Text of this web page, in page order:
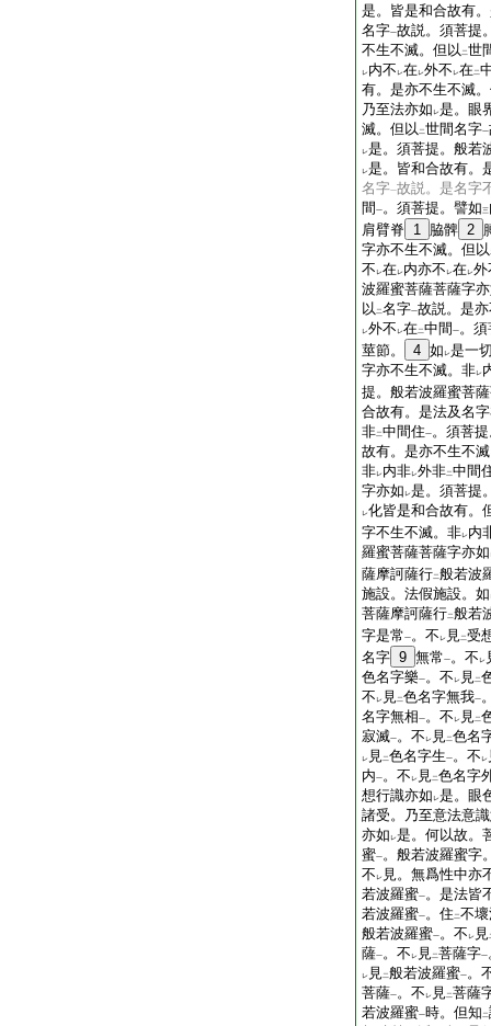
是。皆是和合故有
名字一故説。須菩提
不生不滅。但以 二世
レ内不 レ在レ外不 レ在二
有。是亦不生不滅
乃至法亦如 レ是。眼
滅。但以 二世間名字一
レ是。須菩提。般若
レ是。皆和合故有。
名字一故説。是名字
間 一。須菩提。譬如三
肩臂脊
1 脇髀 2
字亦不生不滅。但以
不 レ在レ内亦不 レ在レ外
波羅蜜菩薩菩薩字
以 二名字一故説。是
レ外不 レ在二中間 一。
莖節。
4 如 レ是一
字亦不生不滅。非レ
提。般若波羅蜜菩
合故有。是法及名
非二中間住一。須菩
故有。是亦不生不
非レ内非レ外非二中間
字亦如 レ是。須菩提
レ化皆是和合故有。
字不生不滅。非レ内
羅蜜菩薩菩薩字亦如
薩摩訶薩行二般若波
施設。法假施設。如
菩薩摩訶薩行二般若
字是常一。不 レ 見二受
名字 9 無常一。不 レ
色名字樂一。不 レ 見二
不 レ 見二色名字無我一
名字無相一。不 レ 見二
寂滅一。不 レ 見二色名
レ 見二色名字生一。不 レ
内一。不 レ 見二色名字
想行識亦如 レ是。眼
諸受。乃至意法意
亦如 レ是。何以故。
蜜一。般若波羅蜜字
不 レ 見。無爲性中亦
若波羅蜜一。是法皆
若波羅蜜一。住 二不
般若波羅蜜一。不 レ 見
薩一。不 レ 見二菩薩字一
レ 見二般若波羅蜜一。
菩薩一。不 レ 見二菩薩
若波羅蜜一時。但知 二